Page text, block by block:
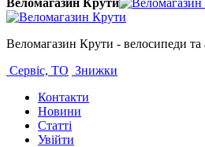
Веломагазин Крути
Веломагазин Крути - велосипеди та
Сервіс, ТО Знижки
Контакти
Новини
Статті
Увійти